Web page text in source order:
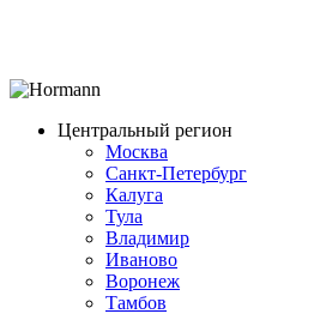
Центральный регион
Москва
Санкт-Петербург
Калуга
Тула
Владимир
Иваново
Воронеж
Тамбов